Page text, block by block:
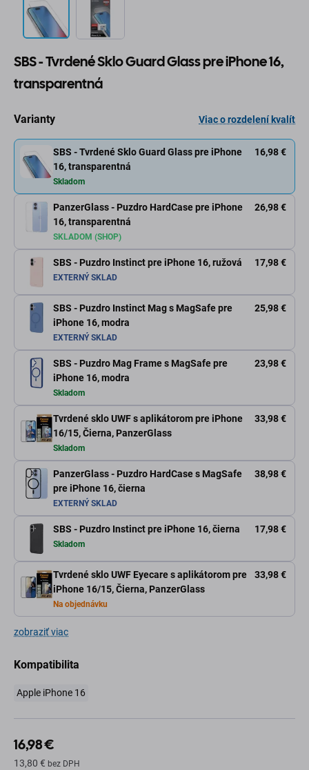
SBS - Tvrdené Sklo Guard Glass pre iPhone 16,
transparentná
Varianty Viac o rozdelení kvalít
PanzerGlass - Puzdro HardCase pre iPhone
16, transparentná
26,98 €
SKLADOM (SHOP)
SBS - Puzdro Instinct pre iPhone 16, ružová 17,98 €
EXTERNÝ SKLAD
SBS - Puzdro Instinct Mag s MagSafe pre
iPhone 16, modra
25,98 €
EXTERNÝ SKLAD
SBS - Tvrdené Sklo Guard Glass pre iPhone
16, transparentná
16,98 €
Skladom
SBS - Puzdro Mag Frame s MagSafe pre
iPhone 16, modra
23,98 €
Skladom
Tvrdené sklo UWF s aplikátorom pre iPhone
16/15, Čierna, PanzerGlass
33,98 €
Skladom
PanzerGlass - Puzdro HardCase s MagSafe
pre iPhone 16, čierna
38,98 €
EXTERNÝ SKLAD
SBS - Puzdro Instinct pre iPhone 16, čierna 17,98 €
Skladom
Tvrdené sklo UWF Eyecare s aplikátorom pre
iPhone 16/15, Čierna, PanzerGlass
33,98 €
Na objednávku
zobraziť viac
Kompatibilita
Apple iPhone 16
16,98 €
13,80 € bez DPH